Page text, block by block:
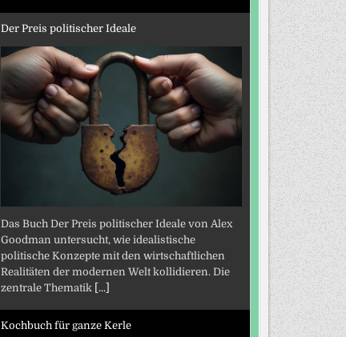
Der Preis politischer Ideale
Das Buch Der Preis politischer Ideale von Alex
Goodman untersucht, wie idealistische
politische Konzepte mit den wirtschaftlichen
Realitäten der modernen Welt kollidieren. Die
zentrale Thematik [...]
Kochbuch für ganze Kerle